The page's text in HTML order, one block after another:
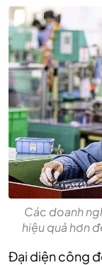
Các doanh
hiệu quả hơn
Đại diện công